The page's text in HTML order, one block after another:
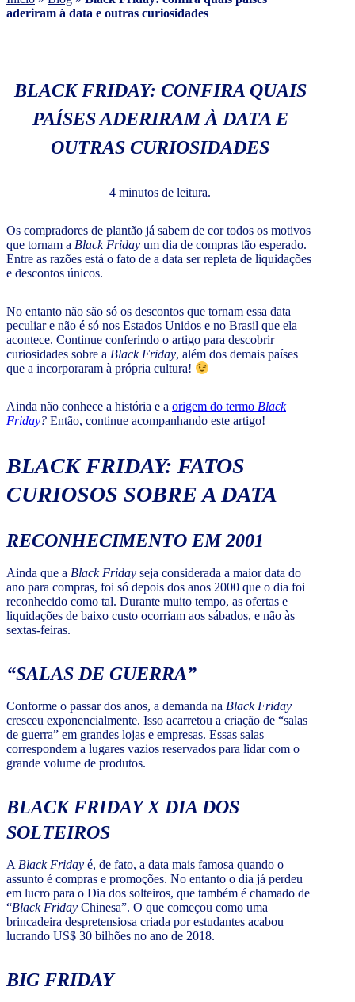
aderiram à data e outras curiosidades
BLACK FRIDAY: CONFIRA QUAIS
PAÍSES ADERIRAM À DATA E
OUTRAS CURIOSIDADES
4 minutos de leitura.
Os compradores de plantão já sabem de cor todos os motivos
que tornam a Black Friday um dia de compras tão esperado.
Entre as razões está o fato de a data ser repleta de liquidações
e descontos únicos.
No entanto não são só os descontos que tornam essa data
peculiar e não é só nos Estados Unidos e no Brasil que ela
acontece. Continue conferindo o artigo para descobrir
curiosidades sobre a Black Friday, além dos demais países
que a incorporaram à própria cultura!
Ainda não conhece a história e a origem do termo Black
Friday? Então, continue acompanhando este artigo!
BLACK FRIDAY: FATOS
CURIOSOS SOBRE A DATA
RECONHECIMENTO EM 2001
Ainda que a Black Friday seja considerada a maior data do
ano para compras, foi só depois dos anos 2000 que o dia foi
reconhecido como tal. Durante muito tempo, as ofertas e
liquidações de baixo custo ocorriam aos sábados, e não às
sextas-feiras.
“SALAS DE GUERRA”
Conforme o passar dos anos, a demanda na Black Friday
cresceu exponencialmente. Isso acarretou a criação de “salas
de guerra” em grandes lojas e empresas. Essas salas
correspondem a lugares vazios reservados para lidar com o
grande volume de produtos.
BLACK FRIDAYX DIA DOS
SOLTEIROS
A Black Friday é, de fato, a data mais famosa quando o
assunto é compras e promoções. No entanto o dia já perdeu
em lucro para o Dia dos solteiros, que também é chamado de
“Black Friday Chinesa”. O que começou como uma
brincadeira despretensiosa criada por estudantes acabou
lucrando US$ 30 bilhões no ano de 2018.
BIG FRIDAY